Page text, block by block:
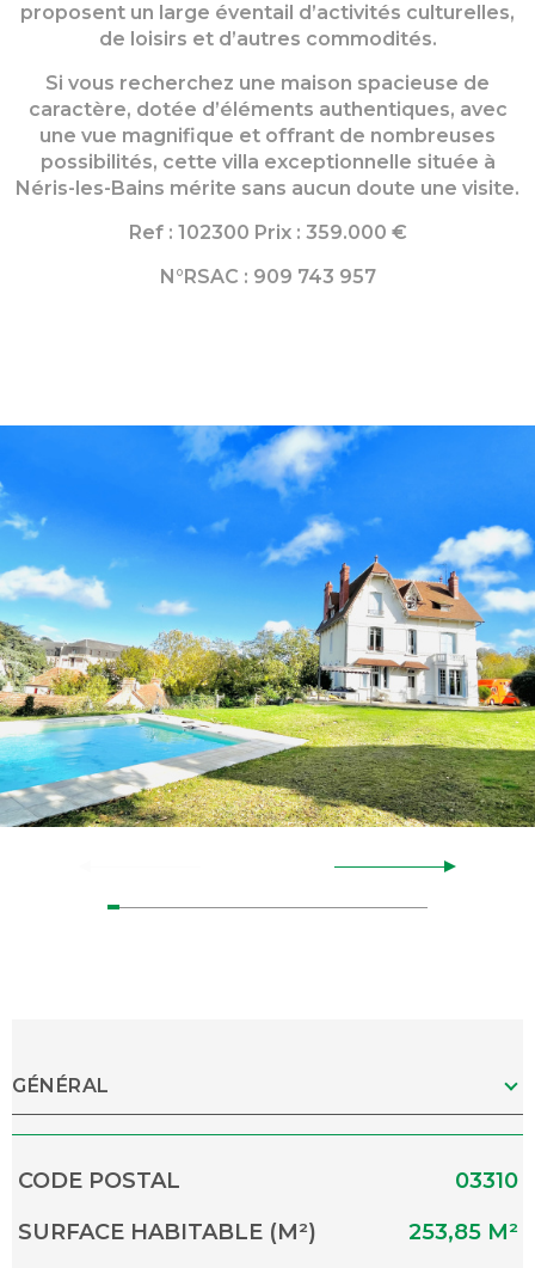
proposent un large éventail d’activités culturelles,
de loisirs et d’autres commodités.
Si vous recherchez une maison spacieuse de
caractère, dotée d’éléments authentiques, avec
une vue magnifique et offrant de nombreuses
possibilités, cette villa exceptionnelle située à
Néris-les-Bains mérite sans aucun doute une visite.
Ref : 102300 Prix : 359.000 €
N°RSAC : 909 743 957
GÉNÉRAL
Caractérisque Valeurs
CODE POSTAL
03310
SURFACE HABITABLE (M²)
253,85 M²